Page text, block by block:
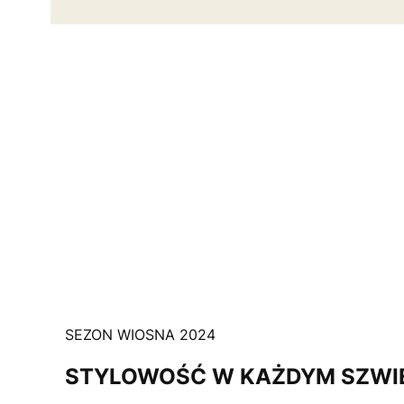
SEZON WIOSNA 2024
STYLOWOŚĆ W KAŻDYM